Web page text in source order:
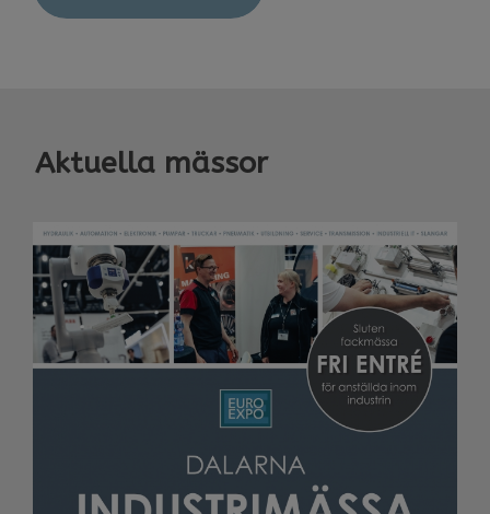
Aktuella mässor